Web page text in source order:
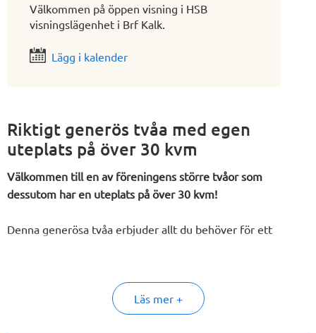
Välkommen på öppen visning i HSB
visningslägenhet i Brf Kalk.
Lägg i kalender
Riktigt generös tvåa med egen
uteplats på över 30 kvm
Välkommen till en av föreningens större tvåor som
dessutom har en uteplats på över 30 kvm!
Denna generösa tvåa erbjuder allt du behöver för ett
Den öppna planlösningen med fönster i två väderstreck
tillsammans med den stora uteplatsen ger en härlig känsla
Läs mer +